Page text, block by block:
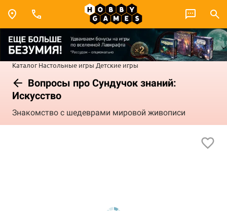
Каталог Настольные игры Детские игры
Вопросы про Сундучок знаний:
Искусство
Знакомство с шедеврами мировой живописи